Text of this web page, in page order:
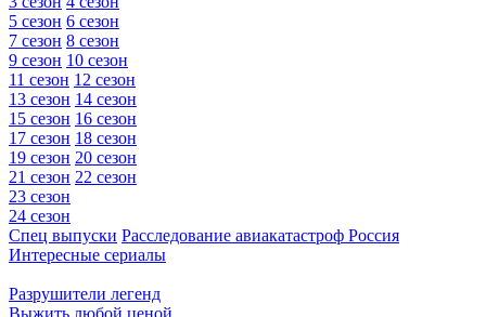
5 сезон 6 сезон
7 сезон 8 сезон
9 сезон 10 сезон
11 сезон 12 сезон
13 сезон 14 сезон
15 сезон 16 сезон
17 сезон 18 сезон
19 сезон 20 сезон
21 сезон 22 сезон
23 сезон
24 сезон
Спец выпуски Расследование авиакатастроф Россия
Интересные сериалы
Разрушители легенд
Выжить любой ценой